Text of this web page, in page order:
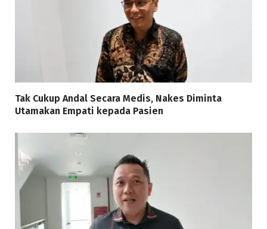
Tak Cukup Andal Secara Medis, Nakes Diminta
Utamakan Empati kepada Pasien